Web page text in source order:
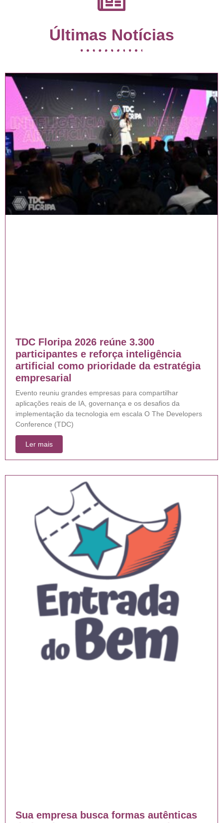
Últimas Notícias
TDC Floripa 2026 reúne 3.300
participantes e reforça inteligência
artificial como prioridade da estratégia
empresarial
Evento reuniu grandes empresas para compartilhar
aplicações reais de IA, governança e os desafios da
implementação da tecnologia em escala O The Developers
Conference (TDC)
Ler mais
Sua empresa busca formas autênticas